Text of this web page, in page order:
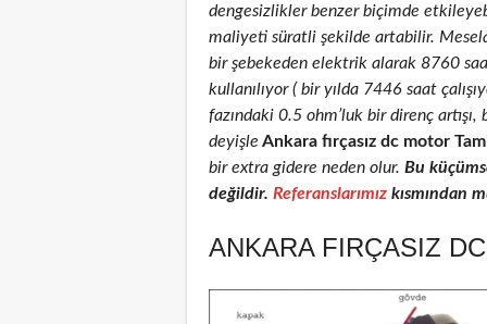
dengesizlikler benzer biçimde
maliyeti süratli şekilde artabilir.
bir şebekeden elektrik alarak 8760
kullanılıyor ( bir yılda 7446 saat
fazındaki 0.5 ohm’luk bir direnç
deyişle Ankara fırçasız dc motor
bir extra gidere neden olur. Bu
değildir. Referanslarımız kısmından
ANKARA FIRÇASIZ